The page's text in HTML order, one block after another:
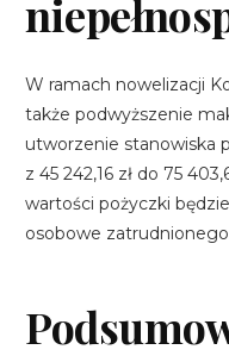
W ramach nowelizacji
także podwyższenie
utworzenie stanowiska
z 45 242,16 zł do 75
wartości pożyczki
osobowe